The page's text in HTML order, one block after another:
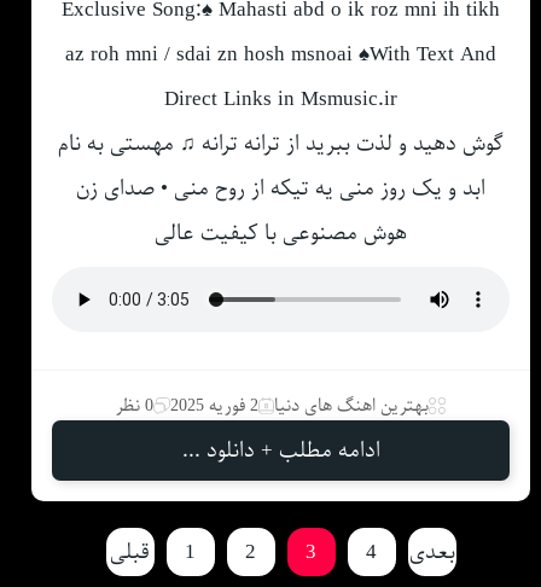
Exclusive Song:♠ Mahasti abd o ik roz mni ih tikh
az roh mni / sdai zn hosh msnoai ♠With Text And
Direct Links in Msmusic.ir
گوش دهید و لذت ببرید از ترانه ترانه ♫ مهستی به نام
ابد و یک روز منی یه تیکه از روح منی • صدای زن
هوش مصنوعی با کیفیت عالی
بهترین اهنگ های دنیا 2 فوریه 2025 0 نظر
ادامه مطلب + دانلود ...
قبلی 1 2 3 4 بعدی